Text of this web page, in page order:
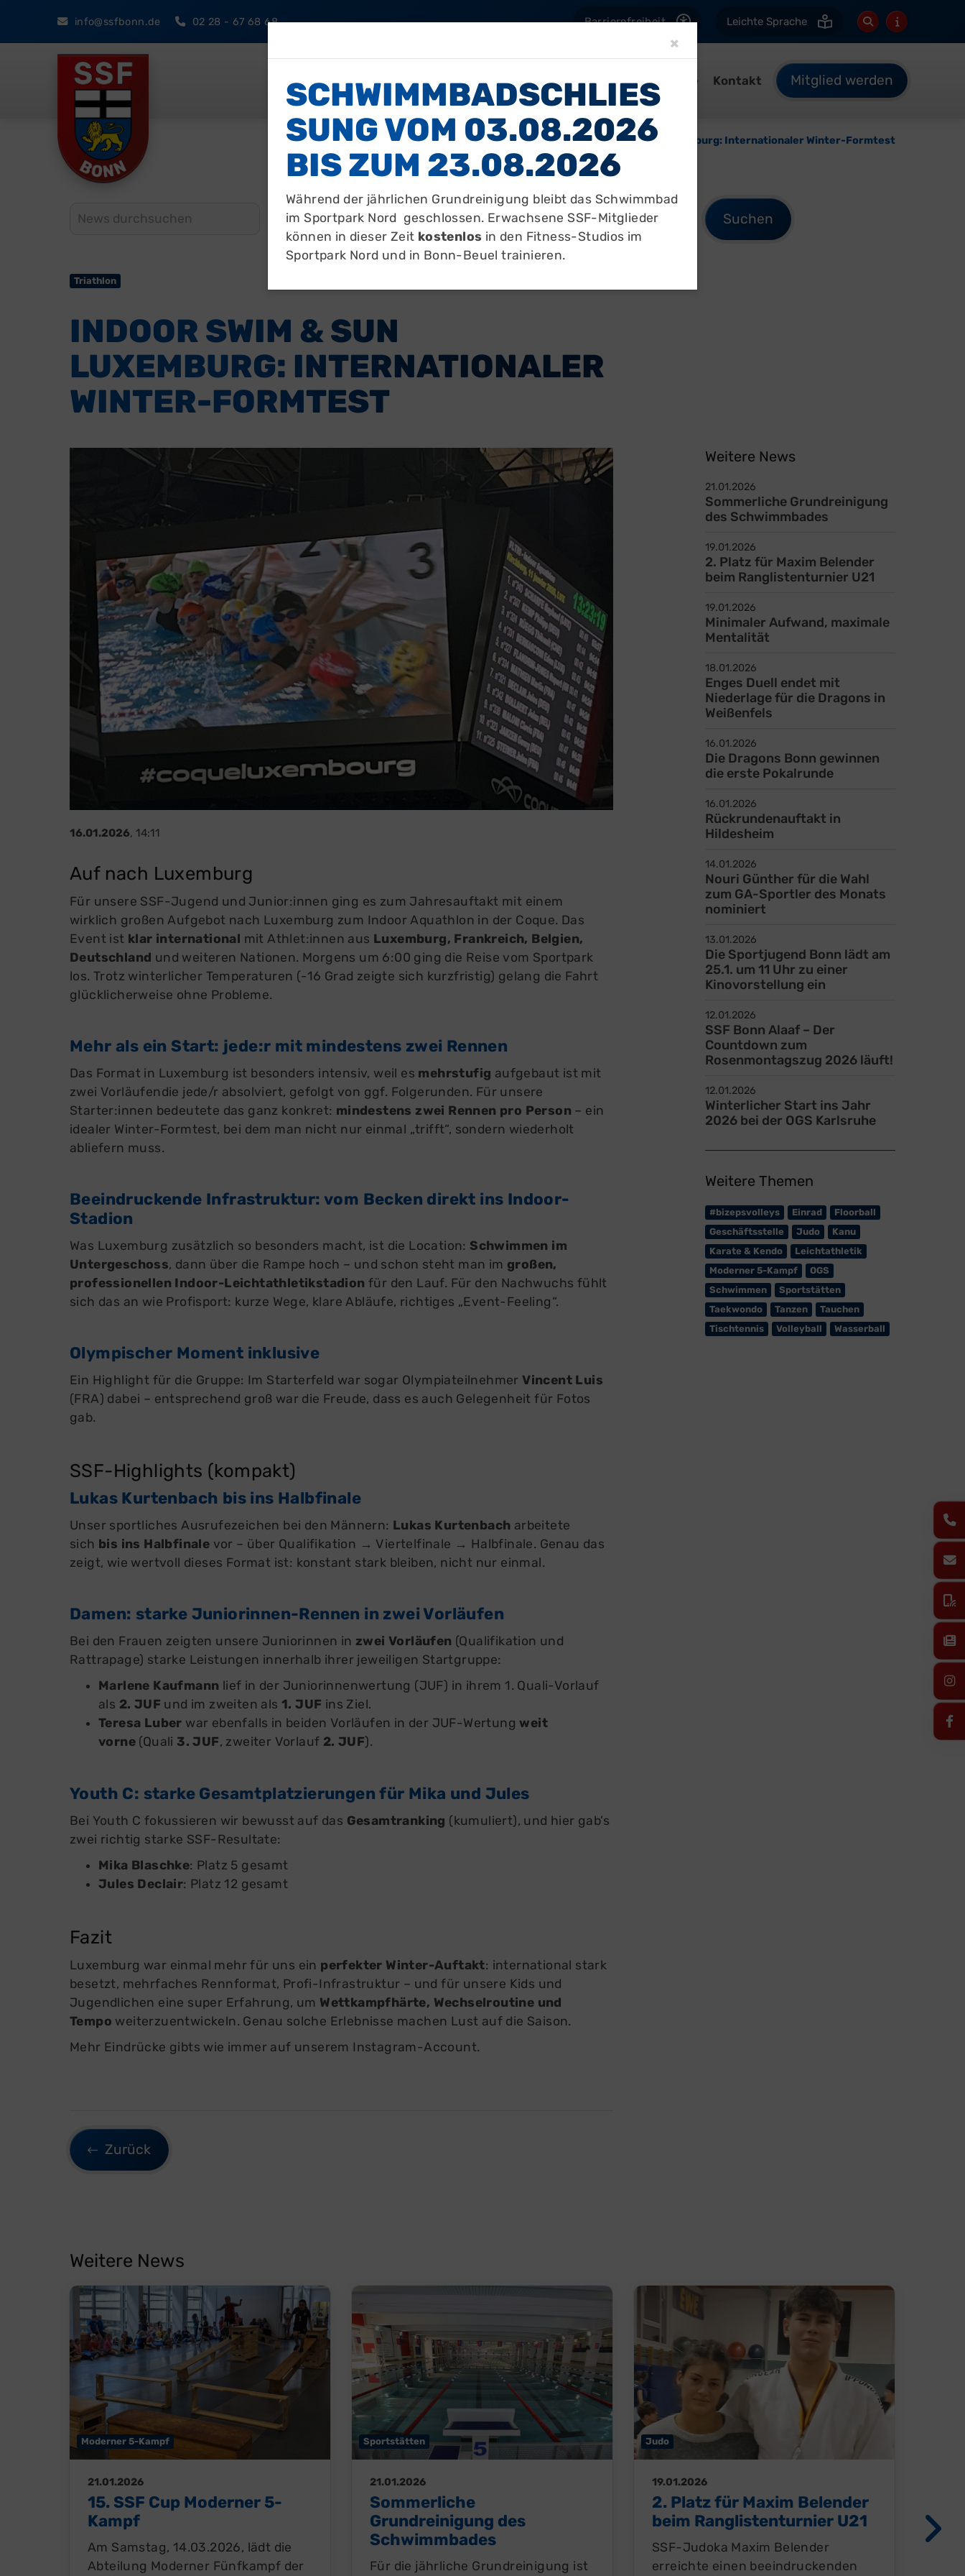
info@ssfbonn.de 02 28 - 67 68 68 Barrierefreiheit Leichte Sprache
Sport Sportstätten Mitgliedschaft Über uns Aktuelles Termine Kontakt Mitglied werden
Du befindest dich hier: Aktuelles Neuigkeiten Indoor Swim & Sun Luxemburg: Internationaler Winter-Formtest
Triathlon
INDOOR SWIM & SUN
LUXEMBURG: INTERNATIONALER
WINTER-FORMTEST
16.01.2026, 14:11
Auf nach Luxemburg
Für unsere SSF-Jugend und Junior:innen ging es zum Jahresauftakt mit einem
wirklich großen Aufgebot nach Luxemburg zum Indoor Aquathlon in der Coque. Das
Event ist klar international mit Athlet:innen aus Luxemburg, Frankreich, Belgien,
Deutschland und weiteren Nationen. Morgens um 6:00 ging die Reise vom Sportpark
los. Trotz winterlicher Temperaturen (-16 Grad zeigte sich kurzfristig) gelang die Fahrt
glücklicherweise ohne Probleme.
Mehr als ein Start: jede:r mit mindestens zwei Rennen
Das Format in Luxemburg ist besonders intensiv, weil es mehrstufig aufgebaut ist mit
zwei Vorläufendie jede/r absolviert, gefolgt von ggf. Folgerunden. Für unsere
Starter:innen bedeutete das ganz konkret: mindestens zwei Rennen pro Person – ein
idealer Winter-Formtest, bei dem man nicht nur einmal „trifft“, sondern wiederholt
abliefern muss.
Beeindruckende Infrastruktur: vom Becken direkt ins Indoor-
Stadion
Was Luxemburg zusätzlich so besonders macht, ist die Location: Schwimmen im
Untergeschoss, dann über die Rampe hoch – und schon steht man im großen,
professionellen Indoor-Leichtathletikstadion für den Lauf. Für den Nachwuchs fühlt
sich das an wie Profisport: kurze Wege, klare Abläufe, richtiges „Event-Feeling“.
Olympischer Moment inklusive
Ein Highlight für die Gruppe: Im Starterfeld war sogar OlympiateilnehmerVincent Luis
(FRA) dabei – entsprechend groß war die Freude, dass es auch Gelegenheit für Fotos
gab.
SSF-Highlights (kompakt)
Lukas Kurtenbach bis ins Halbfinale
Unser sportliches Ausrufezeichen bei den Männern: Lukas Kurtenbach arbeitete
sich bis ins Halbfinale vor – über Qualifikation → Viertelfinale → Halbfinale. Genau das
zeigt, wie wertvoll dieses Format ist: konstant stark bleiben, nicht nur einmal.
Damen: starke Juniorinnen-Rennen in zwei Vorläufen
Bei den Frauen zeigten unsere Juniorinnen in zwei Vorläufen (Qualifikation und
Rattrapage) starke Leistungen innerhalb ihrer jeweiligen Startgruppe:
Marlene Kaufmann lief in der Juniorinnenwertung (JUF) in ihrem 1. Quali-Vorlauf
als 2. JUF und im zweiten als1. JUF ins Ziel.
Teresa Luber war ebenfalls in beiden Vorläufen in der JUF-Wertungweit
vorne (Quali 3. JUF, zweiter Vorlauf 2. JUF).
Youth C: starke Gesamtplatzierungen für Mika und Jules
Bei Youth C fokussieren wir bewusst auf das Gesamtranking (kumuliert), und hier gab’s
zwei richtig starke SSF-Resultate:
Mika Blaschke: Platz 5 gesamt
Jules Declair: Platz 12 gesamt
Fazit
Luxemburg war einmal mehr für uns ein perfekter Winter-Auftakt: international stark
besetzt, mehrfaches Rennformat, Profi-Infrastruktur – und für unsere Kids und
Jugendlichen eine super Erfahrung, um Wettkampfhärte, Wechselroutine und
Tempo weiterzuentwickeln. Genau solche Erlebnisse machen Lust auf die Saison.
Mehr Eindrücke gibts wie immer auf unserem Instagram-Account.
Zurück
Weitere News
21.01.2026
Sommerliche Grundreinigung
des Schwimmbades
19.01.2026
2. Platz für Maxim Belender
beim Ranglistenturnier U21
19.01.2026
Minimaler Aufwand, maximale
Mentalität
18.01.2026
Enges Duell endet mit
Niederlage für die Dragons in
Weißenfels
16.01.2026
Die Dragons Bonn gewinnen
die erste Pokalrunde
16.01.2026
Rückrundenauftakt in
Hildesheim
14.01.2026
Nouri Günther für die Wahl
zum GA-Sportler des Monats
nominiert
13.01.2026
Die Sportjugend Bonn lädt am
25.1. um 11 Uhr zu einer
Kinovorstellung ein
12.01.2026
SSF Bonn Alaaf – Der
Countdown zum
Rosenmontagszug 2026 läuft!
12.01.2026
Winterlicher Start ins Jahr
2026 bei der OGS Karlsruhe
Weitere Themen
#bizepsvolleys Einrad
Floorball
Geschäftsstelle
Judo
Kanu
Karate & Kendo
Leichtathletik
Moderner 5-Kampf
OGS
Schwimmen
Sportstätten
Taekwondo
Tanzen
Tauchen
Tischtennis
Volleyball Wasserball
Weitere News
Moderner 5-Kampf
21.01.2026
15. SSF Cup Moderner 5-
Kampf
Am Samstag, 14.03.2026, lädt die
Abteilung Moderner Fünfkampf der
Sportstätten
21.01.2026
Sommerliche
Grundreinigung des
Schwimmbades
Für die jährliche Grundreinigung ist
Judo
19.01.2026
2. Platz für Maxim Belender
beim Ranglistenturnier U21
SSF-Judoka Maxim Belender
erreichte einen beeindruckenden
Sport
Sportsuche
Sportabteilungen
Sportkurse
Kids in Action
Schwimmkurse
Freizeiten
Service
Alles zur Mitgliedschaft
Mitgliedsbeiträge
Downloads
Fragen & Antworten
Über uns
Das sind wir
Geschichte
Satzung
Soziale Projekte
Jobs
Kontakt
Schwimm- und Sportfreunde
Bonn 1905 e.V.
Sportpark Nord, Kölnstr. 313a
53117 Bonn
02 28 - 67 68 68
info@ssfbonn.de
Jetzt Newsletter
abonnieren
× Close
SCHWIMMBADSCHLIESS
UNG VOM 03.08.2026 B
IS ZUM 23.08.2026
Während der jährlichen Grundreinigung bleibt das Schwimmbad
im Sportpark Nord geschlossen. Erwachsene SSF-Mitglieder
können in dieser Zeit kostenlos in den Fitness-Studios im
Sportpark Nord und in Bonn-Beuel trainieren.